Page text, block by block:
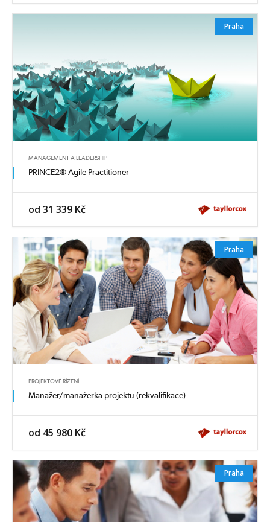
Praha
MANAGEMENT A LEADERSHIP
PRINCE2® Agile Practitioner
od 31 339 Kč
Praha
PROJEKTOVÉ ŘÍZENÍ
Manažer/manažerka projektu (rekvalifikace)
od 45 980 Kč
Praha